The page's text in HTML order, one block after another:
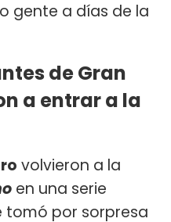
gente a días de la
de Gran
a entrar a la
volvieron a la
en una serie
tomó por sorpresa